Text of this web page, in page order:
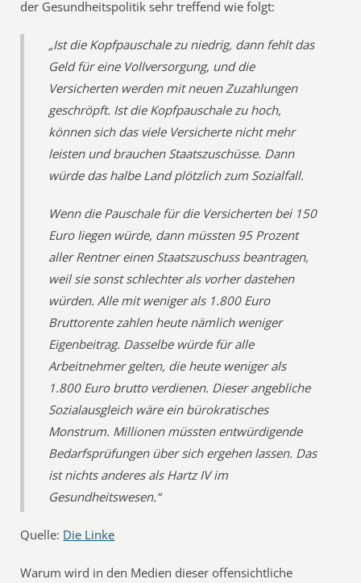
der Gesundheitspolitik sehr treffend wie folgt:
„Ist die Kopfpauschale zu niedrig, dann fehlt das
Geld für eine Vollversorgung, und die
Versicherten werden mit neuen Zuzahlungen
geschröpft. Ist die Kopfpauschale zu hoch,
können sich das viele Versicherte nicht mehr
leisten und brauchen Staatszuschüsse. Dann
würde das halbe Land plötzlich zum Sozialfall.
Wenn die Pauschale für die Versicherten bei 150
Euro liegen würde, dann müssten 95 Prozent
aller Rentner einen Staatszuschuss beantragen,
weil sie sonst schlechter als vorher dastehen
würden. Alle mit weniger als 1.800 Euro
Bruttorente zahlen heute nämlich weniger
Eigenbeitrag. Dasselbe würde für alle
Arbeitnehmer gelten, die heute weniger als
1.800 Euro brutto verdienen. Dieser angebliche
Sozialausgleich wäre ein bürokratisches
Monstrum. Millionen müssten entwürdigende
Bedarfsprüfungen über sich ergehen lassen. Das
ist nichts anderes als Hartz IV im
Gesundheitswesen.“
Quelle: Die Linke
Warum wird in den Medien dieser offensichtliche